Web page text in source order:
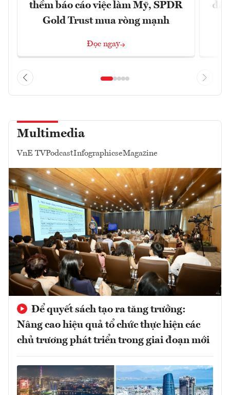
thềm báo cáo việc làm Mỹ, SPDR
Gold Trust mua ròng mạnh
Đọc ngay
đã
Multimedia
VnE TVPodcastInfographicseMagazine
Để quyết sách tạo ra tăng trưởng:
Nâng cao hiệu quả tổ chức thực hiện các
chủ trương phát triển trong giai đoạn mới